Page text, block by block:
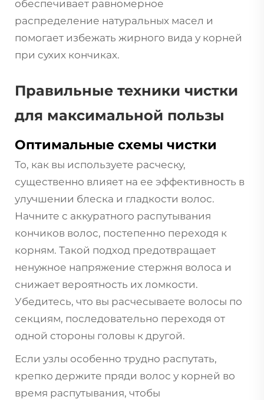
обеспечивает равномерное
распределение натуральных масел и
помогает избежать жирного вида у корней
при сухих кончиках.
Правильные техники чистки
для максимальной пользы
Оптимальные схемы чистки
То, как вы используете расческу,
существенно влияет на ее эффективность в
улучшении блеска и гладкости волос.
Начните с аккуратного распутывания
кончиков волос, постепенно переходя к
корням. Такой подход предотвращает
ненужное напряжение стержня волоса и
снижает вероятность их ломкости.
Убедитесь, что вы расчесываете волосы по
секциям, последовательно переходя от
одной стороны головы к другой.
Если узлы особенно трудно распутать,
крепко держите пряди волос у корней во
время распутывания, чтобы